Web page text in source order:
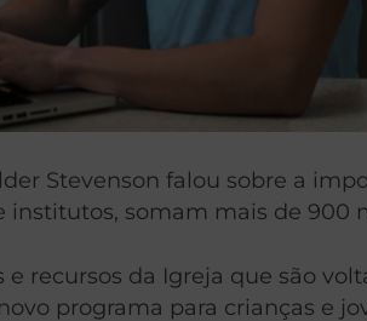
Stevenson falou sobre a
somam mais de 900
recursos da Igreja que são
programa para crianças e